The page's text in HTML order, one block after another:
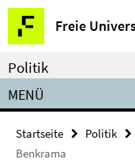
Springe
direkt
zu
Inhalt
Freie
Service-
Navigation
Politik
MENÜ
Startseite Politik
Benkrama